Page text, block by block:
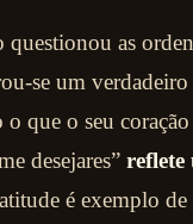
questionou as
se um
o que o seu
desejares” reflete
é exemplo